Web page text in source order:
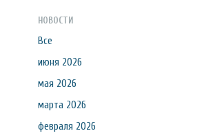
НОВОСТИ
Все
июня 2026
мая 2026
марта 2026
февраля 2026